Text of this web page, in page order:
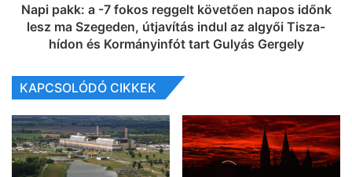
Napi pakk: a -7 fokos reggelt követően napos időnk
lesz ma Szegeden, útjavítás indul az algyői Tisza-
hídon és Kormányinfót tart Gulyás Gergely
KAPCSOLÓDÓ CIKKEK